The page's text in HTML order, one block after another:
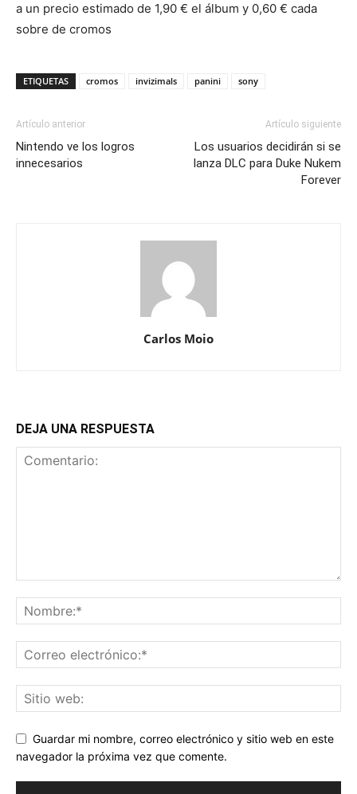
a un precio estimado de 1,90 € el álbum y 0,60 € cada
sobre de cromos
ETIQUETAS cromos invizimals panini sony
Artículo anterior
Nintendo ve los logros
innecesarios
Artículo siguiente
Los usuarios decidirán si se
lanza DLC para Duke Nukem
Forever
Carlos Moio
DEJA UNA RESPUESTA
Guardar mi nombre, correo electrónico y sitio web en este
navegador la próxima vez que comente.